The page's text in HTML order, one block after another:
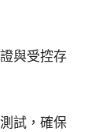
與受控存
試，確保